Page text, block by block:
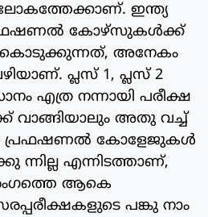
ഇന്ത്യ
കോഴ്സുകൾക്ക്
കൊടുക്കുന്നത്, അനേകം
പ്ലസ് 1, പ്ലസ് 2
എത്ര നന്നായി പരീക്ഷ
വാങ്ങിയാലും അതു വച്ച്
പ്രഫഷണൽ കോളേജുകൾ
എന്നിടത്താണ്,
ആകെ
പങ്കു നാം